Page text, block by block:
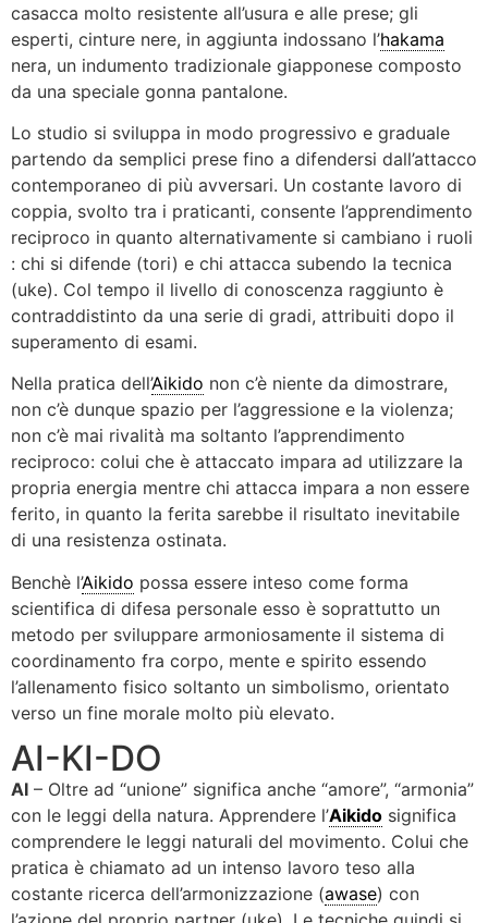
casacca molto resistente all’usura e alle prese; gli
esperti, cinture nere, in aggiunta indossano l’hakama
nera, un indumento tradizionale giapponese composto
da una speciale gonna pantalone.
Lo studio si sviluppa in modo progressivo e graduale
partendo da semplici prese fino a difendersi dall’attacco
contemporaneo di più avversari. Un costante lavoro di
coppia, svolto tra i praticanti, consente l’apprendimento
reciproco in quanto alternativamente si cambiano i ruoli
: chi si difende (tori) e chi attacca subendo la tecnica
(uke). Col tempo il livello di conoscenza raggiunto è
contraddistinto da una serie di gradi, attribuiti dopo il
superamento di esami.
Nella pratica dell’Aikido non c’è niente da dimostrare,
non c’è dunque spazio per l’aggressione e la violenza;
non c’è mai rivalità ma soltanto l’apprendimento
reciproco: colui che è attaccato impara ad utilizzare la
propria energia mentre chi attacca impara a non essere
ferito, in quanto la ferita sarebbe il risultato inevitabile
di una resistenza ostinata.
Benchè l’Aikido possa essere inteso come forma
scientifica di difesa personale esso è soprattutto un
metodo per sviluppare armoniosamente il sistema di
coordinamento fra corpo, mente e spirito essendo
l’allenamento fisico soltanto un simbolismo, orientato
verso un fine morale molto più elevato.
AI-KI-DO
AI – Oltre ad “unione” significa anche “amore”, “armonia”
con le leggi della natura. Apprendere l’Aikido significa
comprendere le leggi naturali del movimento. Colui che
pratica è chiamato ad un intenso lavoro teso alla
costante ricerca dell’armonizzazione (awase) con